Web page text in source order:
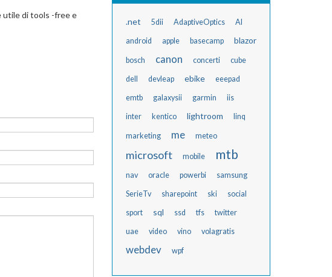
utile di tools -free e
.net 5dii AdaptiveOptics AI
android apple basecamp blazor
bosch canon concerti cube
dell devleap ebike eeepad
emtb galaxysii garmin iis
inter kentico lightroom linq
marketing me meteo
microsoft mobile mtb
nav oracle powerbi samsung
SerieTv sharepoint ski social
sport sql ssd tfs twitter
uae video vino volagratis
webdev wpf